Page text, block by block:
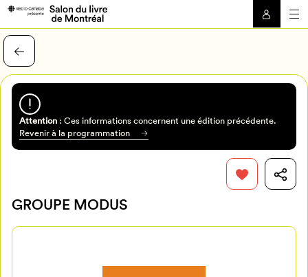
Attention: Ces informations concernent une édition précédente.
Revenir à la programmation
GROUPE MODUS